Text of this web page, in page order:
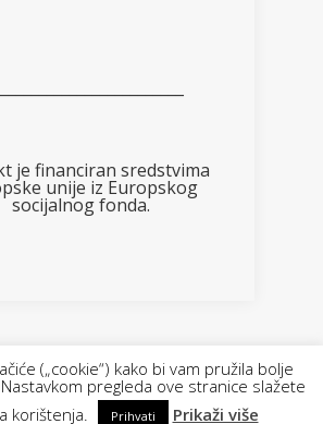
je financiran sredstvima
unije iz Europskog
socijalnog fonda.
by FOTOimago.hr | Powered by
WordPress
(„cookie“) kako bi vam pružila bolje
pregleda ove stranice slažete
korištenja.
Prihvati Prikaži više